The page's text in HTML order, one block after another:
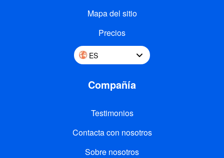
Mapa del sitio
Precios
ES
Compañía
Testimonios
Contacta con nosotros
Sobre nosotros